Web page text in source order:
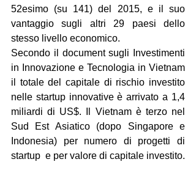
52esimo (su 141) del 2015, e il suo
vantaggio sugli altri 29 paesi dello
stesso livello economico.
Secondo il document sugli Investimenti
in Innovazione e Tecnologia in Vietnam
il totale del capitale di rischio investito
nelle startup innovative è arrivato a 1,4
miliardi di US$. Il Vietnam è terzo nel
Sud Est Asiatico (dopo Singapore e
Indonesia) per numero di progetti di